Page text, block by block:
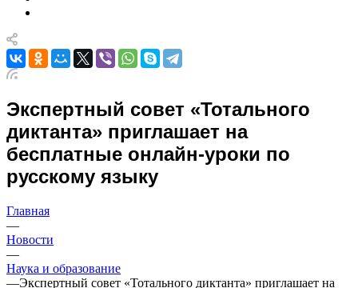
Экспертный совет «Тотального
диктанта» приглашает на
бесплатные онлайн-уроки по
русскому языку
Главная
—
Новости
—
Наука и образование
—Экспертный совет «Тотального диктанта» приглашает на